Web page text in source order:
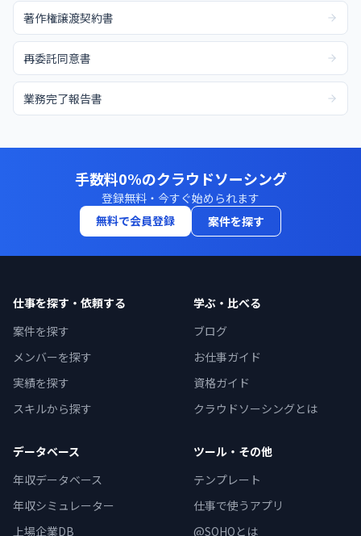
著作権譲渡契約書
再委託同意書
業務完了報告書
手数料0%のクラウドソーシング
登録無料・今すぐ始められます
無料で会員登録
案件を探す
仕事を探す・依頼する
案件を探す
メンバーを探す
実績を探す
スキルから探す
学ぶ・比べる
ブログ
お仕事ガイド
資格ガイド
クラウドソーシングとは
データベース
年収データベース
年収シミュレーター
上場企業DB
ツール・その他
テンプレート
仕事で使うアプリ
@SOHOとは